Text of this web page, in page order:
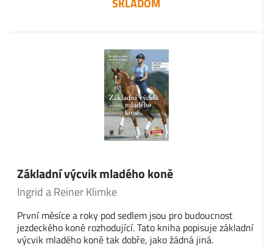
SKLADOM
Základní výcvik mladého koně
Ingrid a Reiner Klimke
První měsíce a roky pod sedlem jsou pro budoucnost
jezdeckého koně rozhodující. Tato kniha popisuje základní
výcvik mladého koně tak dobře, jako žádná jiná.